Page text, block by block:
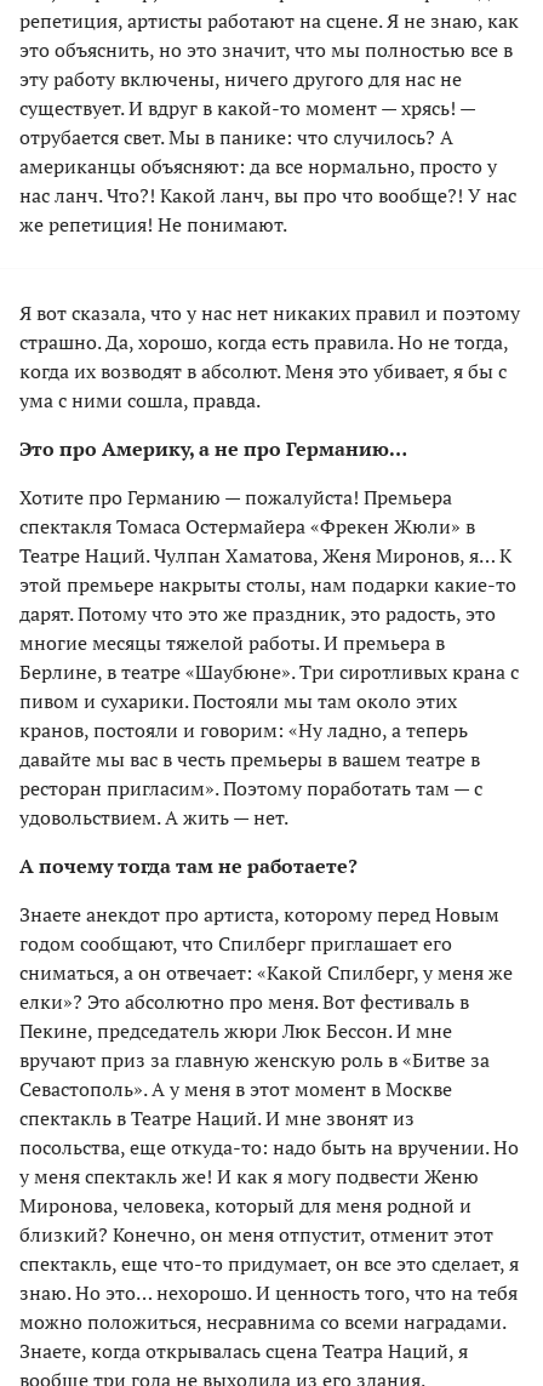
репетиция, артисты работают на сцене. Я не знаю, как
это объяснить, но это значит, что мы полностью все в
эту работу включены, ничего другого для нас не
существует. И вдруг в какой-то момент — хрясь! —
отрубается свет. Мы в панике: что случилось? А
американцы объясняют: да все нормально, просто у
нас ланч. Что?! Какой ланч, вы про что вообще?! У нас
же репетиция! Не понимают.
Я вот сказала, что у нас нет никаких правил и поэтому
страшно. Да, хорошо, когда есть правила. Но не тогда,
когда их возводят в абсолют. Меня это убивает, я бы с
ума с ними сошла, правда.
Это про Америку, а не про Германию…
Хотите про Германию — пожалуйста! Премьера
спектакля Томаса Остермайера «Фрекен Жюли» в
Театре Наций. Чулпан Хаматова, Женя Миронов, я… К
этой премьере накрыты столы, нам подарки какие-то
дарят. Потому что это же праздник, это радость, это
многие месяцы тяжелой работы. И премьера в
Берлине, в театре «Шаубюне». Три сиротливых крана с
пивом и сухарики. Постояли мы там около этих
кранов, постояли и говорим: «Ну ладно, а теперь
давайте мы вас в честь премьеры в вашем театре в
ресторан пригласим». Поэтому поработать там — с
удовольствием. А жить — нет.
А почему тогда там не работаете?
Знаете анекдот про артиста, которому перед Новым
годом сообщают, что Спилберг приглашает его
сниматься, а он отвечает: «Какой Спилберг, у меня же
елки»? Это абсолютно про меня. Вот фестиваль в
Пекине, председатель жюри Люк Бессон. И мне
вручают приз за главную женскую роль в «Битве за
Севастополь». А у меня в этот момент в Москве
спектакль в Театре Наций. И мне звонят из
посольства, еще откуда-то: надо быть на вручении. Но
у меня спектакль же! И как я могу подвести Женю
Миронова, человека, который для меня родной и
близкий? Конечно, он меня отпустит, отменит этот
спектакль, еще что-то придумает, он все это сделает, я
знаю. Но это… нехорошо. И ценность того, что на тебя
можно положиться, несравнима со всеми наградами.
Знаете, когда открывалась сцена Театра Наций, я
вообще три года не выходила из его здания.